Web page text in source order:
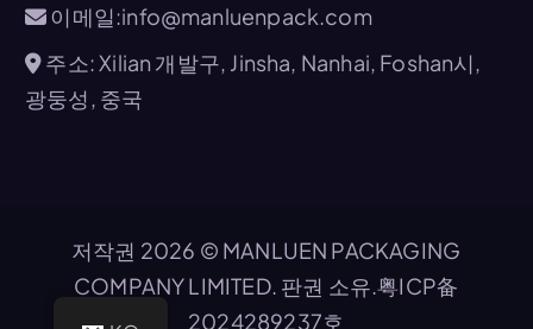
이메일:info@manluenpack.com
주소: Xilian 개발구, Jinsha, Nanhai, Foshan시,
광둥성, 중국
저작권 2026 © MANLUEN PACKAGING
COMPANY LIMITED. 판권 소유.粤ICP备
2024289237호